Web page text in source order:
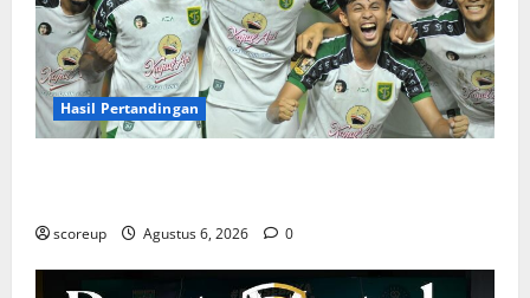
Hasil Pertandingan
scoreup Agustus 6, 2026 0